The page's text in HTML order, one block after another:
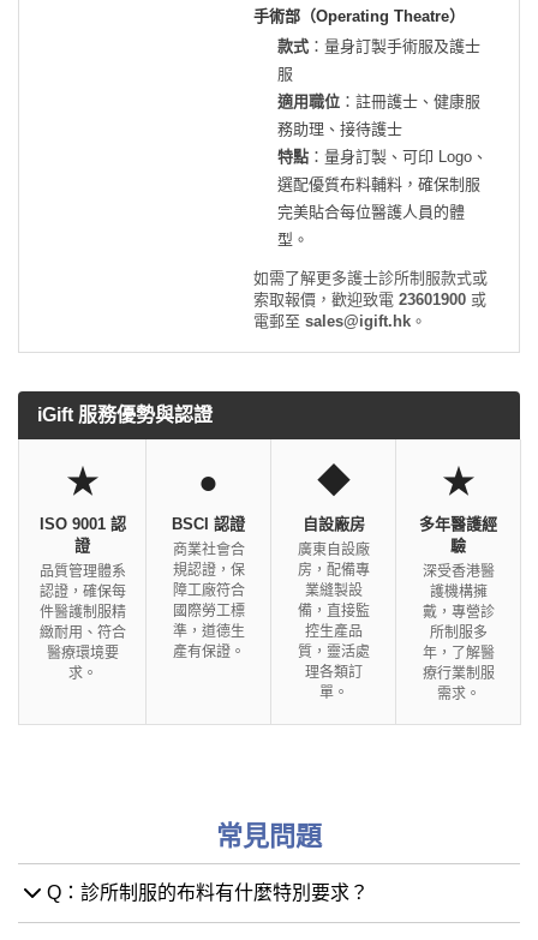
手術部（Operating Theatre）
款式 ：量身訂製手術服及護士
服
適用職位 ：註冊護士、健康服
務助理、接待護士
特點 ：量身訂製、可印 Logo、
選配優質布料輔料，確保制服
完美貼合每位醫護人員的體
型。
如需了解更多護士診所制服款式或
索取報價，歡迎致電 23601900 或
電郵至 sales@igift.hk 。
iGift 服務優勢與認證
★
ISO 9001 認
證
品質管理體系
認證，確保每
件醫護制服精
緻耐用、符合
醫療環境要
求。
●
BSCI 認證
商業社會合
規認證，保
障工廠符合
國際勞工標
準，道德生
產有保證。
◆
自設廠房
廣東自設廠
房，配備專
業縫製設
備，直接監
控生產品
質，靈活處
理各類訂
單。
★
多年醫護經
驗
深受香港醫
護機構擁
戴，專營診
所制服多
年，了解醫
療行業制服
需求。
常見問題
Q：診所制服的布料有什麼特別要求？